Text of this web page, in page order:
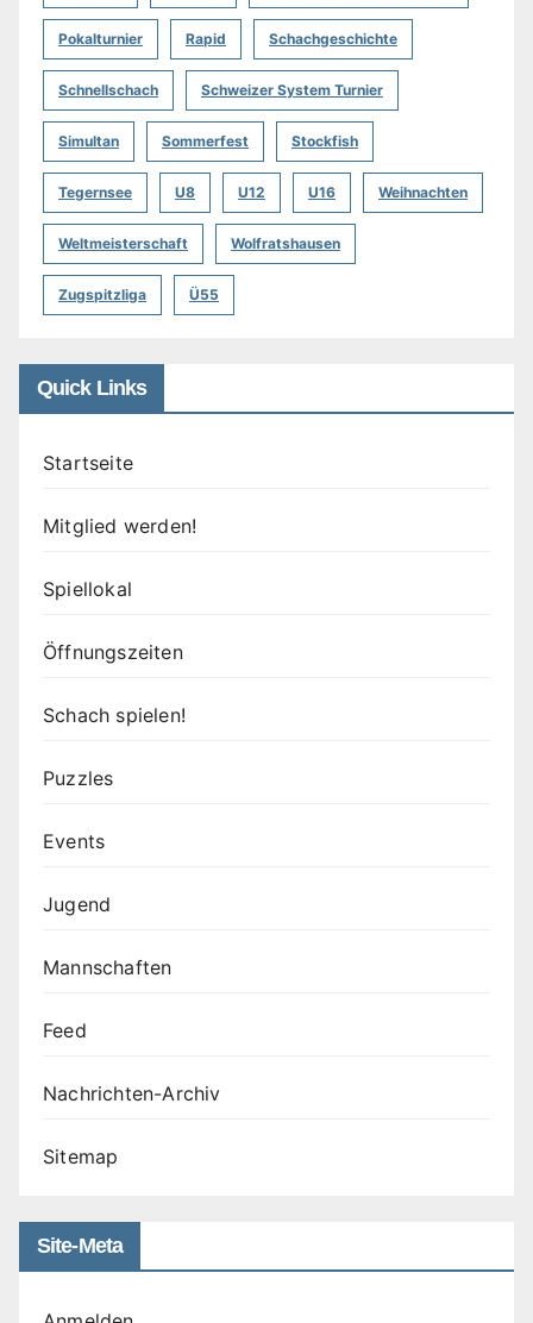
Pokalturnier Rapid Schachgeschichte
Schnellschach Schweizer System Turnier
Simultan Sommerfest Stockfish
Tegernsee U8 U12 U16 Weihnachten
Weltmeisterschaft Wolfratshausen
Zugspitzliga Ü55
Quick Links
Startseite
Mitglied werden!
Spiellokal
Öffnungszeiten
Schach spielen!
Puzzles
Events
Jugend
Mannschaften
Feed
Nachrichten-Archiv
Sitemap
Site-Meta